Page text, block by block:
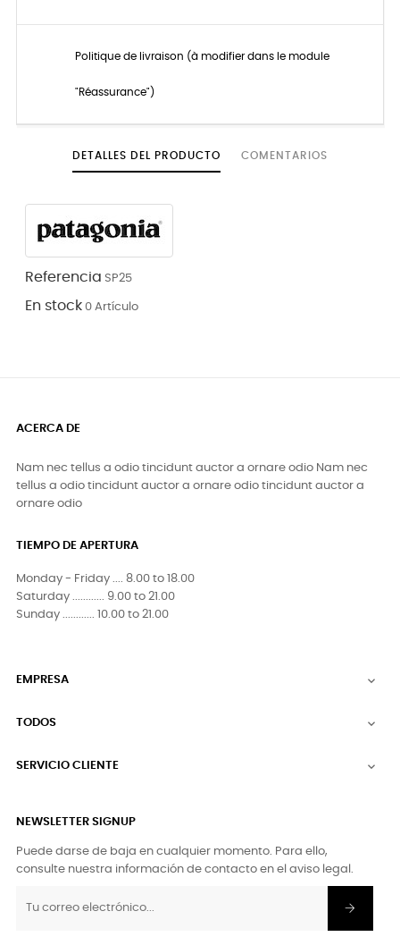
Politique de livraison (à modifier dans le module
"Réassurance")
DETALLES DEL PRODUCTO COMENTARIOS
Referencia SP25
En stock 0 Artículo
ACERCA DE
Nam nec tellus a odio tincidunt auctor a ornare odio Nam nec
tellus a odio tincidunt auctor a ornare odio tincidunt auctor a
ornare odio
TIEMPO DE APERTURA
Monday - Friday .... 8.00 to 18.00
Saturday ............ 9.00 to 21.00
Sunday ............ 10.00 to 21.00
EMPRESA 
TODOS 
SERVICIO CLIENTE 
NEWSLETTER SIGNUP
Puede darse de baja en cualquier momento. Para ello,
consulte nuestra información de contacto en el aviso legal.